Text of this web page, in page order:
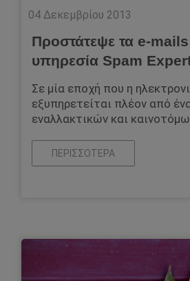
04 Δεκεμβρίου 2013
Προστάτεψε τα e-
υπηρεσία Spam
Σε μία εποχή που η
εξυπηρετείται πλέον από
εναλλακτικών και
ΠΕΡΙΣΣΌΤΕΡΑ